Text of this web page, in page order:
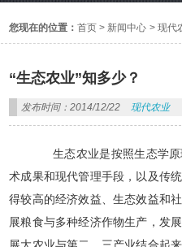
您现在的位置：首页 > 新闻中心 >现代
“生态农业”知多少？
发布时间：2014/12/22 现代农业
生态农业是按照生态学原
术成果和现代管理手段，以及传
得较高的经济效益、生态效益和
展粮食与多种经济作物生产，发